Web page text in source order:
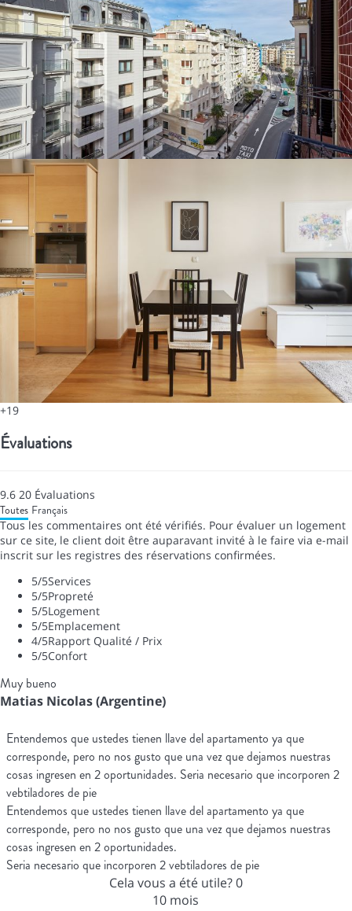
+19
Évaluations
9.6 20 Évaluations
Toutes Français
Tous les commentaires ont été vérifiés. Pour évaluer un logement
sur ce site, le client doit être auparavant invité à le faire via e-mail
inscrit sur les registres des réservations confirmées.
5/5Services
5/5Propreté
5/5Logement
5/5Emplacement
4/5Rapport Qualité / Prix
5/5Confort
Muy bueno
Matias Nicolas (Argentine)
Entendemos que ustedes tienen llave del apartamento ya que
corresponde, pero no nos gusto que una vez que dejamos nuestras
cosas ingresen en 2 oportunidades. Seria necesario que incorporen 2
vebtiladores de pie
Entendemos que ustedes tienen llave del apartamento ya que
corresponde, pero no nos gusto que una vez que dejamos nuestras
cosas ingresen en 2 oportunidades.
Seria necesario que incorporen 2 vebtiladores de pie
Cela vous a été utile?0
10 mois